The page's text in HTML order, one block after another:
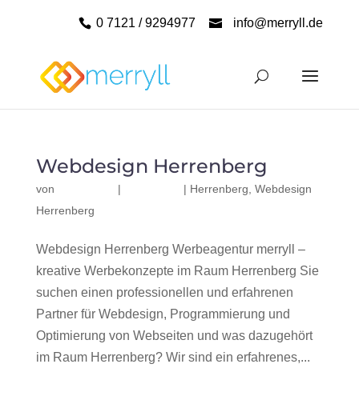
0 7121 / 9294977 info@merryll.de
Webdesign Herrenberg
von | | Herrenberg Webdesign
Herrenberg
Webdesign Herrenberg Werbeagentur merryll –
kreative Werbekonzepte im Raum Herrenberg Sie
suchen einen professionellen und erfahrenen
Partner für Webdesign, Programmierung und
Optimierung von Webseiten und was dazugehört
im Raum Herrenberg? Wir sind ein erfahrenes,...